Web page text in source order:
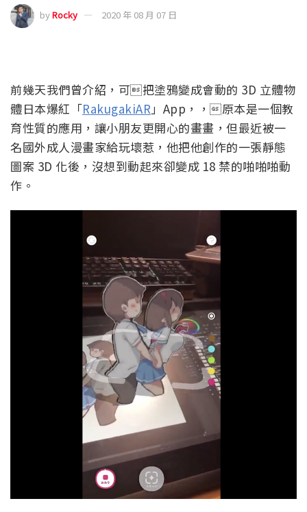
byRocky 2020 年 08 月 07 日
前幾天我們曾介紹，可把塗鴉變成會動的 3D 立體物
體日本爆紅「RakugakiAR」App，，原本是一個教
育性質的應用，讓小朋友更開心的畫畫，但最近被一
名國外成人漫畫家給玩壞惹，他把他創作的一張靜態
圖案 3D 化後，沒想到動起來卻變成 18 禁的啪啪啪動
作。